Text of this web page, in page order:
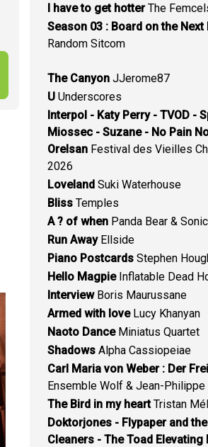
I have to get hotterThe
Season 03 : Board on the Next
Random Sitcom
The Canyon JJerome87
U Underscores
Interpol - Katy Perry - TVOD -
Miossec - Suzane - No Pain
Orelsan Festival des Vieilles
2026
Loveland Suki Waterhouse
Bliss Temples
A ? of when Panda Bear &
Run AwayEllside
Piano Postcards Stephen
Hello MagpieInflatable Dead
InterviewBoris Maurussane
Armed with loveLucy Khanyan
Naoto DanceMiniatus Quartet
Shadows Alpha Cassiopeiae
Carl Maria von Weber : Der
Ensemble Wolf & Jean-Philippe
The Bird in my heartTristan
Doktorjones - Flypaper and
Cleaners - The Toad Elevating